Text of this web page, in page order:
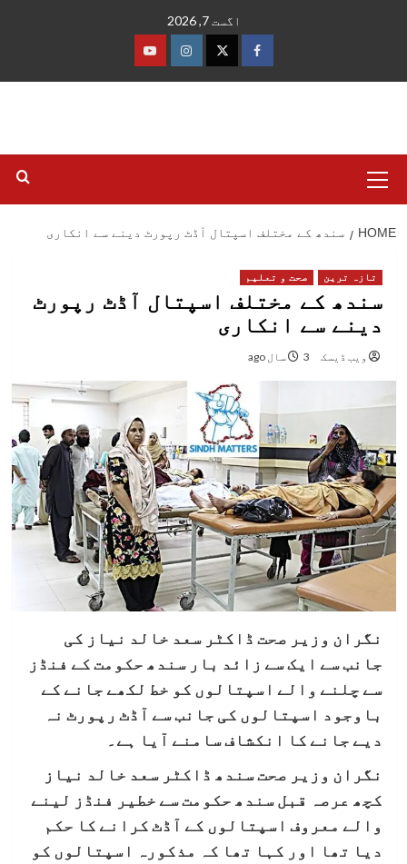
اگست 7, 2026
فیس
ٹوئٹرانسٹاگرام
یوٹیوب
Menu
HOME سندھ کے مختلف اسپتال آڈٹ رپورٹ دینے سے انکاری
تازہ ترین صحت و تعلیم
سندھ کے مختلف اسپتال آڈٹ رپورٹ
دینے سے انکاری
ویب ڈیسک 3 سال ago
نگران وزیر صحت ڈاکٹر سعد خالد نیاز کی
جانب سے ایک سے زائد بار سندھ حکومت کے فنڈز
سے چلنے والے اسپتالوں کو خط لکھے جانے کے
باوجود اسپتالوں کی جانب سے آڈٹ رپورٹ نہ
دیے جانے کا انکشاف سامنے آیا ہے۔
نگران وزیر صحت سندھ ڈاکٹر سعد خالد نیاز
کچھ عرصہ قبل سندھ حکومت سے خطیر فنڈز لینے
والے معروف اسپتالوں کے آڈٹ کرانے کا حکم
دیا تھا اور کہا تھا کہ مذکورہ اسپتالوں کو